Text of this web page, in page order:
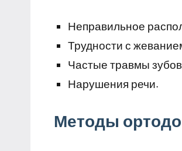
Неправильное
Трудности с
Частые травмы
Нарушения речи.
Методы